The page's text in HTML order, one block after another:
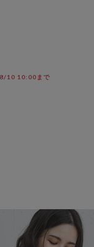
8/10 10:00まで